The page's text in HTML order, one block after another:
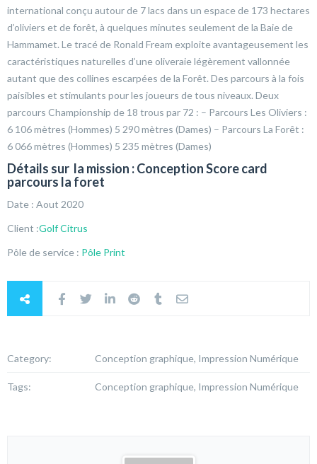
international conçu autour de 7 lacs dans un espace de 173 hectares
d’oliviers et de forêt, à quelques minutes seulement de la Baie de
Hammamet. Le tracé de Ronald Fream exploite avantageusement les
caractéristiques naturelles d’une oliveraie légèrement vallonnée
autant que des collines escarpées de la Forêt. Des parcours à la fois
paisibles et stimulants pour les joueurs de tous niveaux. Deux
parcours Championship de 18 trous par 72 : – Parcours Les Oliviers :
6 106 mètres (Hommes) 5 290 mètres (Dames) – Parcours La Forêt :
6 066 mètres (Hommes) 5 235 mètres (Dames)
Détails sur la mission : Conception Score card
parcours la foret
Date : Aout 2020
Client :Golf Citrus
Pôle de service : Pôle Print
Category: Conception graphique, Impression Numérique
Tags: Conception graphique, Impression Numérique